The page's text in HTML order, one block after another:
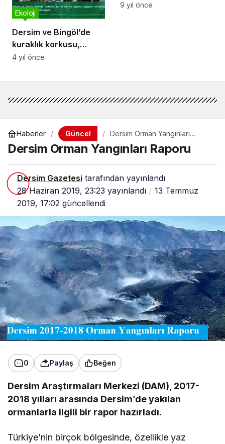
Dersim ve Bingöl’de
kuraklık korkusu,
üreticiler tedirgin: Kar
Ekoloji
4 yıl önce
9 yıl önce
Haberler Güncel
Dersim Orman Yangınları
Dersim Orman Yangınları Raporu
Dersim Gazetesi tarafından yayınlandı
28 Haziran 2019, 23:23 yayınlandı
13 Temmuz
2019, 17:02 güncellendi
0 Paylaş Beğen
Dersim Araştırmaları Merkezi (DAM), 2017-
2018 yılları arasında Dersim’de yakılan
ormanlarla ilgili bir rapor hazırladı.
Türkiye’nin birçok bölgesinde, özellikle yaz